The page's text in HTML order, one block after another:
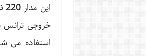
این مدار
استفاده می